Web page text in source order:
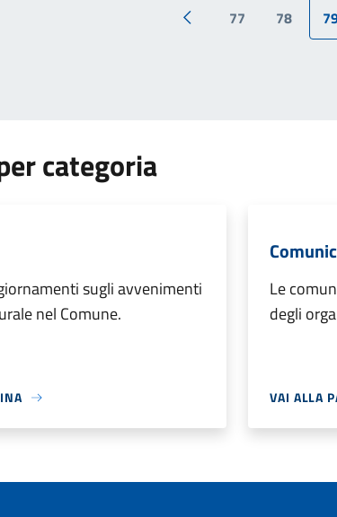
Pagina precedente
77 78
categoria
sugli avvenimenti
nel Comune.
Le
degli
VAI ALLA